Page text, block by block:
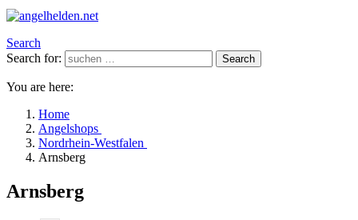
Search
Search for:
Search
You are here:
Home
Angelshops
Nordrhein-Westfalen
Arnsberg
Arnsberg